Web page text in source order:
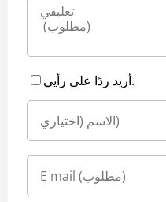
أريد ردًا على رأيي.